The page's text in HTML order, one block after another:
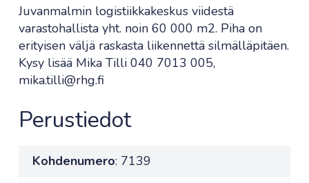
Juvanmalmin logistiikkakeskus viidestä
varastohallista yht. noin 60 000 m2. Piha on
erityisen väljä raskasta liikennettä silmälläpitäen.
Kysy lisää Mika Tilli 040 7013 005,
mika.tilli@rhg.fi
Perustiedot
Kohdenumero: 7139